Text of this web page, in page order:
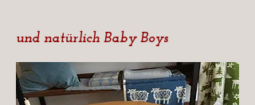
und natürlich Baby Boys